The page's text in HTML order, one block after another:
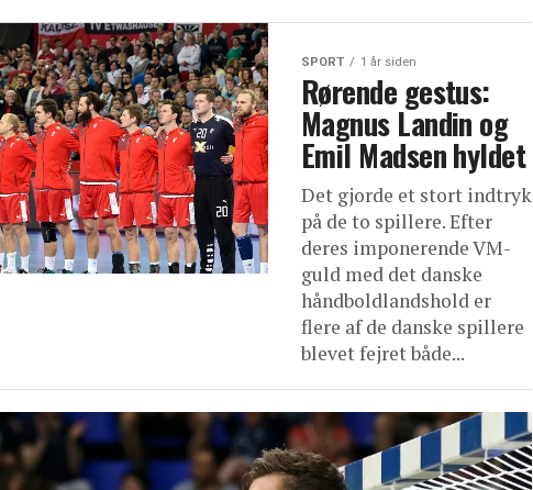
SPORT 1 år siden
Rørende gestus:
Magnus Landin og
Emil Madsen hyldet
Det gjorde et stort indtryk
på de to spillere. Efter
deres imponerende VM-
guld med det danske
håndboldlandshold er
flere af de danske spillere
blevet fejret både...